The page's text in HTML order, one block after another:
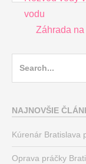
navigation
vodu
Záhrada
NAJNOVŠIE
Kúrenár Bratislava
Oprava práčky